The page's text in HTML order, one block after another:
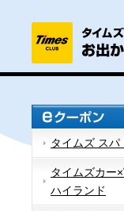
タイムズ スパ
タイムズカー
ハイランド